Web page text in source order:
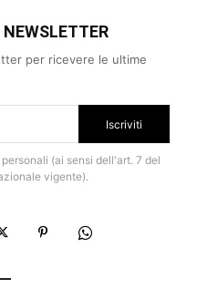
per ricevere le ultime
Iscriviti
(ai sensi dell'art. 7 del
vigente).